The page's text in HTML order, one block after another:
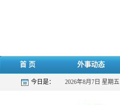
首 页 外事动态
今日是： 2026年8月7日 星期五